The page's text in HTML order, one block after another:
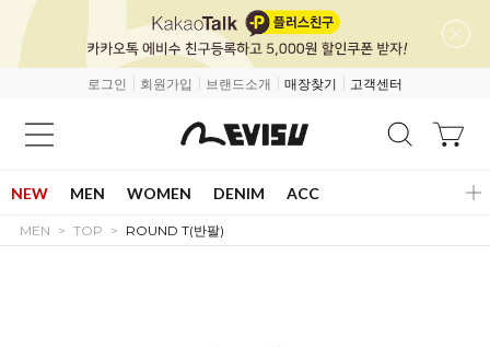
로그인 회원가입 브랜드소개 매장찾기 고객센터
NEW MEN WOMEN DENIM ACC
MEN TOP ROUND T(반팔)